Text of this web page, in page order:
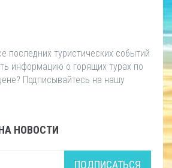
последних туристических событий
информацию о горящих турах по
Подписывайтесь на нашу
НОВОСТИ
ПОДПИСАТЬСЯ